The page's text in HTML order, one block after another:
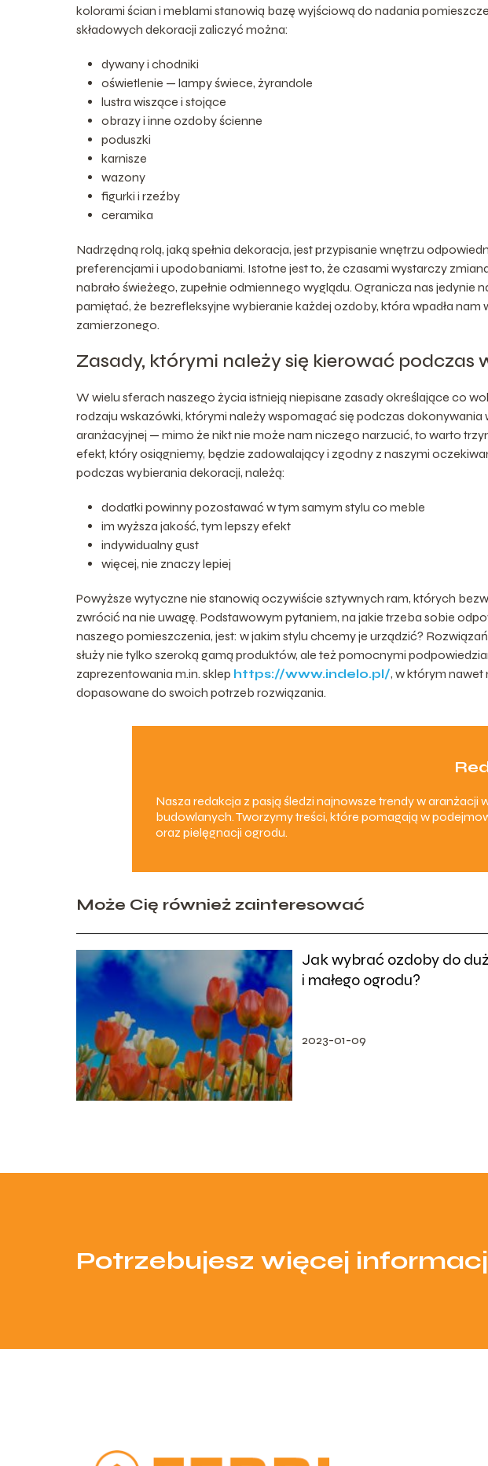
kolorami ścian i meblami stanowią bazę wyjściową do nadania
składowych dekoracji zaliczyć można:
dywany i chodniki
oświetlenie — lampy świece, żyrandole
lustra wiszące i stojące
obrazy i inne ozdoby ścienne
poduszki
karnisze
wazony
figurki i rzeźby
ceramika
Nadrzędną rolą, jaką spełnia dekoracja, jest przypisanie wnętrzu
preferencjami i upodobaniami. Istotne jest to, że czasami wystarczy
nabrało świeżego, zupełnie odmiennego wyglądu. Ogranicza nas jedynie
pamiętać, że bezrefleksyjne wybieranie każdej ozdoby, która wpadła
zamierzonego.
Zasady, którymi należy się kierować podczas
W wielu sferach naszego życia istnieją niepisane zasady określające co
rodzaju wskazówki, którymi należy wspomagać się podczas dokonywania
aranżacyjnej — mimo że nikt nie może nam niczego narzucić, to warto
efekt, który osiągniemy, będzie zadowalający i zgodny z naszymi
podczas wybierania dekoracji, należą:
dodatki powinny pozostawać w tym samym stylu co meble
im wyższa jakość, tym lepszy efekt
indywidualny gust
więcej, nie znaczy lepiej
Powyższe wytyczne nie stanowią oczywiście sztywnych ram, których
zwrócić na nie uwagę. Podstawowym pytaniem, na jakie trzeba sobie
naszego pomieszczenia, jest: w jakim stylu chcemy je urządzić?
służy nie tylko szeroką gamą produktów, ale też pomocnymi
zaprezentowania m.in. sklep https://www.indelo.pl/, w którym nawet
dopasowane do swoich potrzeb rozwiązania.
Nasza redakcja z pasją śledzi najnowsze trendy w
budowlanych. Tworzymy treści, które pomagają w
oraz pielęgnacji ogrodu.
Może Cię również zainteresować
Jak wybrać ozdoby do
i małego ogrodu?
2023-01-09
Potrzebujesz więcej